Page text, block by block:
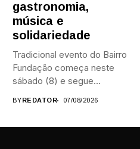
gastronomia,
música e
solidariedade
Tradicional evento do Bairro
Fundação começa neste
sábado (8) e segue
BYREDATOR 07/08/2026